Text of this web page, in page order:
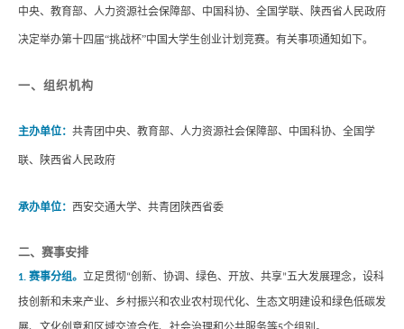
中央、教育部、人力资源社会保障部、中国科协、全国学联、陕西省人民政府
决定举办第十四届“挑战杯”中国大学生创业计划竞赛。有关事项通知如下。
一、组织机构
主办单位： 共青团中央、教育部、人力资源社会保障部、中国科协、全国学
联、陕西省人民政府
承办单位： 西安交通大学、共青团陕西省委
二、赛事安排
1. 赛事分组。 立足贯彻“创新、协调、绿色、开放、共享”五大发展理念，设科
技创新和未来产业、乡村振兴和农业农村现代化、生态文明建设和绿色低碳发